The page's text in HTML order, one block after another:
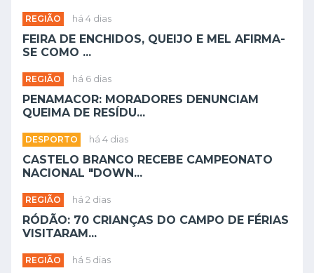
REGIÃO há 4 dias
FEIRA DE ENCHIDOS, QUEIJO E MEL AFIRMA-
SE COMO ...
REGIÃO há 6 dias
PENAMACOR: MORADORES DENUNCIAM
QUEIMA DE RESÍDU...
DESPORTO há 4 dias
CASTELO BRANCO RECEBE CAMPEONATO
NACIONAL "DOWN...
REGIÃO há 2 dias
RÓDÃO: 70 CRIANÇAS DO CAMPO DE FÉRIAS
VISITARAM...
REGIÃO há 5 dias